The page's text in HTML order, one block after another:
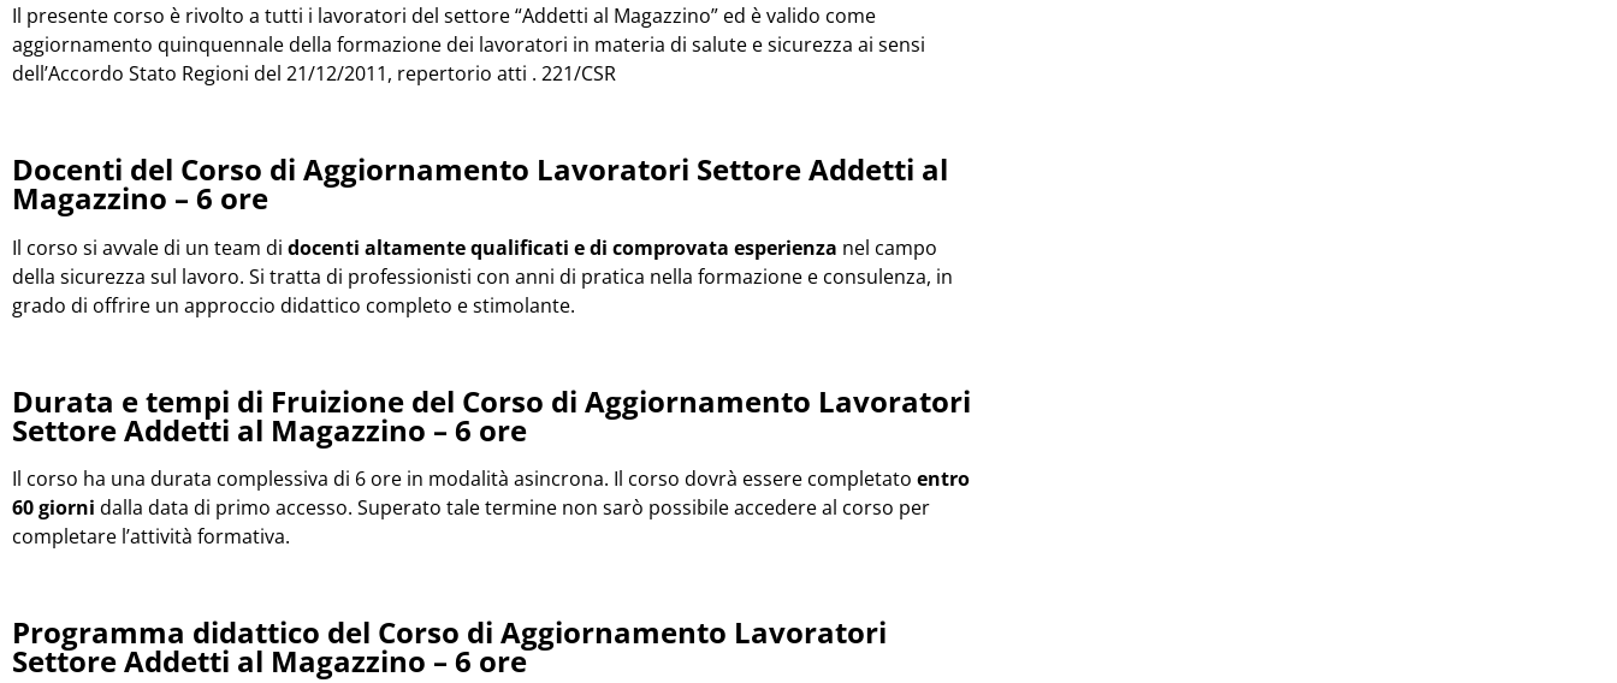
Il presente corso è rivolto a tutti i lavoratori del settore “Addetti al Magazzino” ed è valido come
aggiornamento quinquennale della formazione dei lavoratori in materia di salute e sicurezza ai sensi
dell’Accordo Stato Regioni del 21/12/2011, repertorio atti . 221/CSR
Docenti del Corso di Aggiornamento Lavoratori Settore Addetti al
Magazzino – 6 ore
Il corso si avvale di un team di docenti altamente qualificati e di comprovata esperienza nel campo
della sicurezza sul lavoro. Si tratta di professionisti con anni di pratica nella formazione e consulenza, in
grado di offrire un approccio didattico completo e stimolante.
Durata e tempi di Fruizione del Corso di Aggiornamento Lavoratori
Settore Addetti al Magazzino – 6 ore
Il corso ha una durata complessiva di 6 ore in modalità asincrona. Il corso dovrà essere completato entro
60 giorni dalla data di primo accesso. Superato tale termine non sarò possibile accedere al corso per
completare l’attività formativa.
Programma didattico del Corso di Aggiornamento Lavoratori
Settore Addetti al Magazzino – 6 ore